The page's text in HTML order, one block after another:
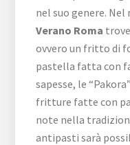
nel suo genere. Nel
Verano Roma
ovvero un fritto di
pastella fatta con
sapesse, le
fritture fatte con
note nella
antipasti sarà